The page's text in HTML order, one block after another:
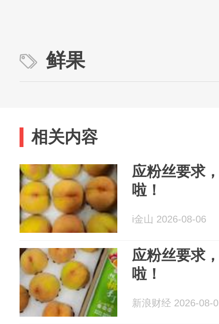
鲜果
相关内容
应粉丝要求
啦！
i金山 2026-08-06
应粉丝要求
啦！
新浪财经 2026-08-